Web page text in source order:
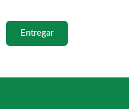
Entregar